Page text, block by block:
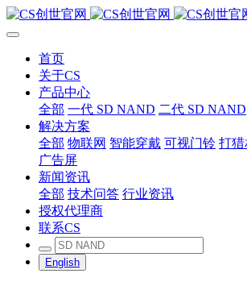
首页
关于CS
产品中心
全部 一代 SD NAND 二代 SD NAND
解决方案
全部 物联网 智能穿戴 可视门铃 打
广告屏
新闻资讯
全部 技术问答 行业资讯
授权代理商
联系CS
English